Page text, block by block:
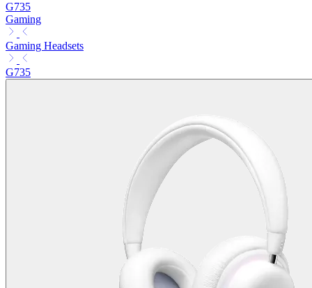
G735
Gaming
Gaming Headsets
G735